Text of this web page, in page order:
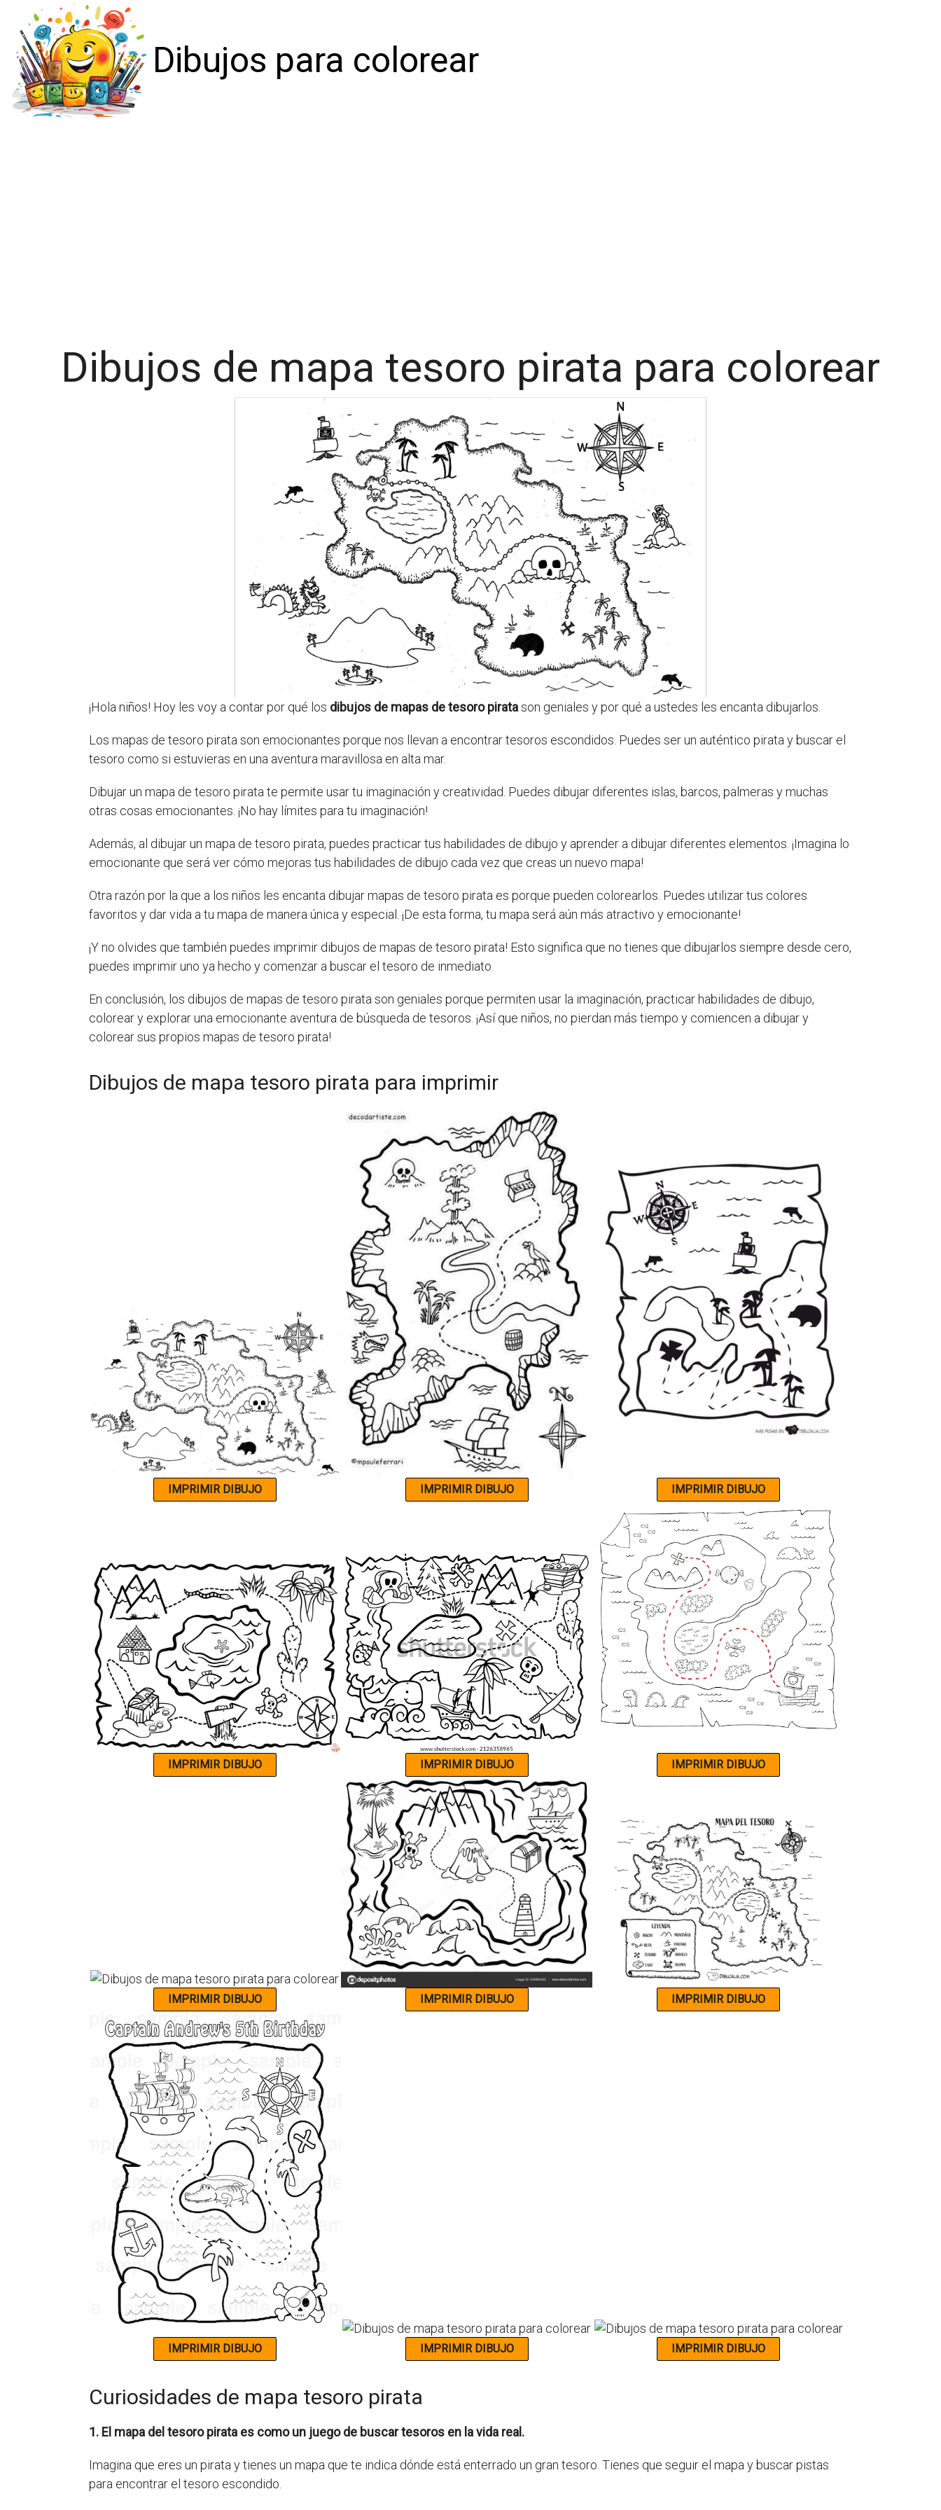
Dibujos para colorear
Dibujos de mapa tesoro pirata para colorear
¡Hola niños! Hoy les voy a contar por qué los dibujos de mapas de tesoro piratason geniales y por qué a ustedes les encanta dibujarlos.
Los mapas de tesoro pirata son emocionantes porque nos llevan a encontrar tesoros escondidos. Puedes ser un auténtico pirata y buscar el
tesoro como si estuvieras en una aventura maravillosa en alta mar.
Dibujar un mapa de tesoro pirata te permite usar tu imaginación y creatividad. Puedes dibujar diferentes islas, barcos, palmeras y muchas
otras cosas emocionantes. ¡No hay límites para tu imaginación!
Además, al dibujar un mapa de tesoro pirata, puedes practicar tus habilidades de dibujo y aprender a dibujar diferentes elementos. ¡Imagina lo
emocionante que será ver cómo mejoras tus habilidades de dibujo cada vez que creas un nuevo mapa!
Otra razón por la que a los niños les encanta dibujar mapas de tesoro pirata es porque pueden colorearlos. Puedes utilizar tus colores
favoritos y dar vida a tu mapa de manera única y especial. ¡De esta forma, tu mapa será aún más atractivo y emocionante!
¡Y no olvides que también puedes imprimir dibujos de mapas de tesoro pirata! Esto significa que no tienes que dibujarlos siempre desde cero,
puedes imprimir uno ya hecho y comenzar a buscar el tesoro de inmediato.
En conclusión, los dibujos de mapas de tesoro pirata son geniales porque permiten usar la imaginación, practicar habilidades de dibujo,
colorear y explorar una emocionante aventura de búsqueda de tesoros. ¡Así que niños, no pierdan más tiempo y comiencen a dibujar y
colorear sus propios mapas de tesoro pirata!
Dibujos de mapa tesoro pirata para imprimir
Curiosidades de mapa tesoro pirata
1. El mapa del tesoro pirata es como un juego de buscar tesoros en la vida real.
Imagina que eres un pirata y tienes un mapa que te indica dónde está enterrado un gran tesoro. Tienes que seguir el mapa y buscar pistas
para encontrar el tesoro escondido.